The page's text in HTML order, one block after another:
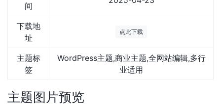
间
下载地
址
点此下载
主题标
签
WordPress主题,商业主题,全网站编辑,多行
业适用
主题图片预览